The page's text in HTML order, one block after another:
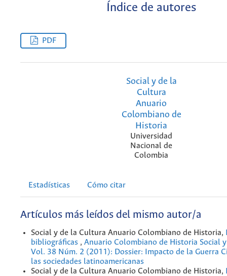
Índice de autores
PDF
Social y de la
Cultura
Anuario
Colombiano de
Historia
Universidad
Nacional de
Colombia
Estadísticas Cómo citar
Artículos más leídos del mismo autor/a
Social y de la Cultura Anuario Colombiano de Historia,
bibliográficas , Anuario Colombiano de Historia Social
Vol. 38 Núm. 2 (2011): Dossier: Impacto de la Guerra
las sociedades latinoamericanas
Social y de la Cultura Anuario Colombiano de Historia,